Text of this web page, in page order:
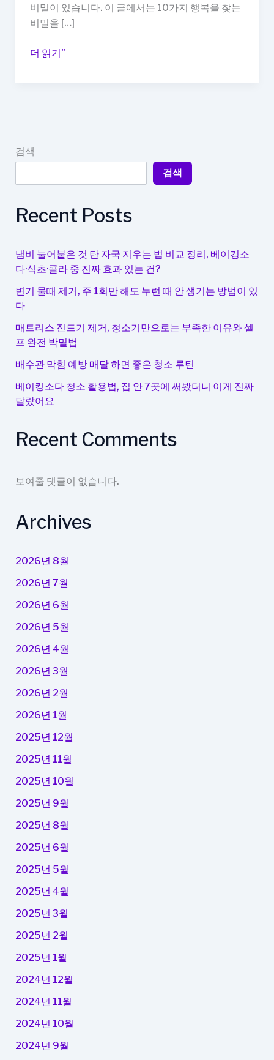
비밀이 있습니다. 이 글에서는 10가지 행복을 찾는
비밀을 […]
10
는
더 읽기"
검색
검색
Recent Posts
냄비 눌어붙은 것 탄 자국 지우는 법 비교 정리, 베이킹소
다·식초·콜라 중 진짜 효과 있는 건?
변기 물때 제거, 주 1회만 해도 누런 때 안 생기는 방법이 있
다
매트리스 진드기 제거, 청소기만으로는 부족한 이유와 셀
프 완전 박멸법
배수관 막힘 예방 매달 하면 좋은 청소 루틴
베이킹소다 청소 활용법, 집 안 7곳에 써봤더니 이게 진짜
달랐어요
Recent Comments
보여줄 댓글이 없습니다.
Archives
2026년 8월
2026년 7월
2026년 6월
2026년 5월
2026년 4월
2026년 3월
2026년 2월
2026년 1월
2025년 12월
2025년 11월
2025년 10월
2025년 9월
2025년 8월
2025년 6월
2025년 5월
2025년 4월
2025년 3월
2025년 2월
2025년 1월
2024년 12월
2024년 11월
2024년 10월
2024년 9월